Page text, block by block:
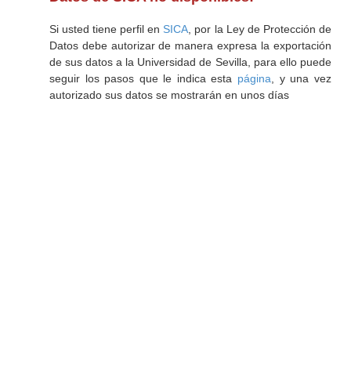
Si usted tiene perfil en SICA , por la Ley de Protección de
Datos debe autorizar de manera expresa la exportación
de sus datos a la Universidad de Sevilla, para ello puede
seguir los pasos que le indica esta página , y una vez
autorizado sus datos se mostrarán en unos días